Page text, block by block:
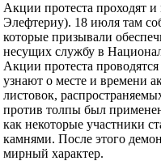
Акции протеста проходят
Элефтериу). 18 июля там
которые призывали
несущих службу в
Акции протеста
узнают о месте и времени
листовок,
против толпы был
как некоторые участники
камнями. После этого
мирный характер.